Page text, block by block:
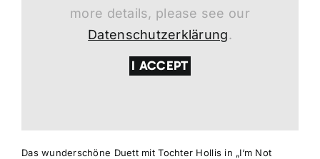
more details, please see our
Datenschutzerklärung.
I ACCEPT
Das wunderschöne Duett mit Tochter Hollis in „I‘m Not